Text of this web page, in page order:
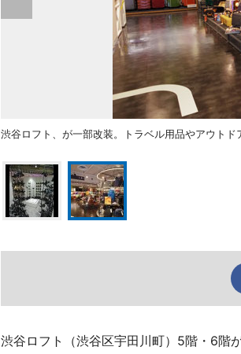
渋谷ロフト、が一部改装。トラベル用品やアウト
渋谷ロフト（渋谷区宇田川町）5階・6階